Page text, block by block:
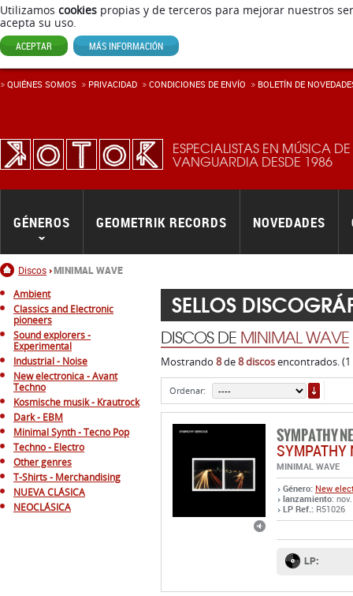
Utilizamos cookies propias y de terceros para mejorar nuestros
acepta su uso.
ACEPTAR MÁS INFORMACIÓN
ESPECIALISTAS EN MÚSICA DE
VANGUARDIA DESDE 1986
Inicio
Discos MINIMAL WAVE
GÉNEROS GEOMETRIK RECORDS NOVEDADES
QUIÉNES SOMOS PRIVACIDAD CONDICIONES DE ENVÍ­O BOLETÍN DE
Ambient
Classics and Electronic
pioneers
Sound explorers -
Experimental
Industrial - Noise
New electronica - Avant
Techno
Kosmische musik - Krautrock
Dark - EBM
Minimal Synth - Tecno Pop
Techno - Electro
Other genres
T-Shirts - Merchandising
NUEVA CLÁSICA
NEOCLÁSICA
SELLOS
DISCOS DE MINIMAL WAVE
Mostrando 8de8 discosencontrados. (1
Ordenar:
SYMPATHY
SYMPATHY
MINIMAL WAVE
Género: New
lanzamiento:
LP Ref.: R51026
LP: